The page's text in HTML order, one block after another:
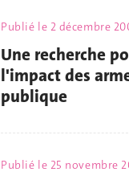
Publié le 2 décembre
Une recherche
l'impact des
publique
Publié le 25 novembre